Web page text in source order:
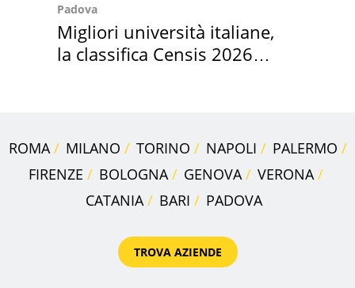
Padova
Migliori università italiane,
la classifica Censis 2026
ROMA MILANO TORINO NAPOLI
PALERMO
FIRENZE
BOLOGNA GENOVA
VERONA
CATANIA
BARI PADOVA
TROVA AZIENDE